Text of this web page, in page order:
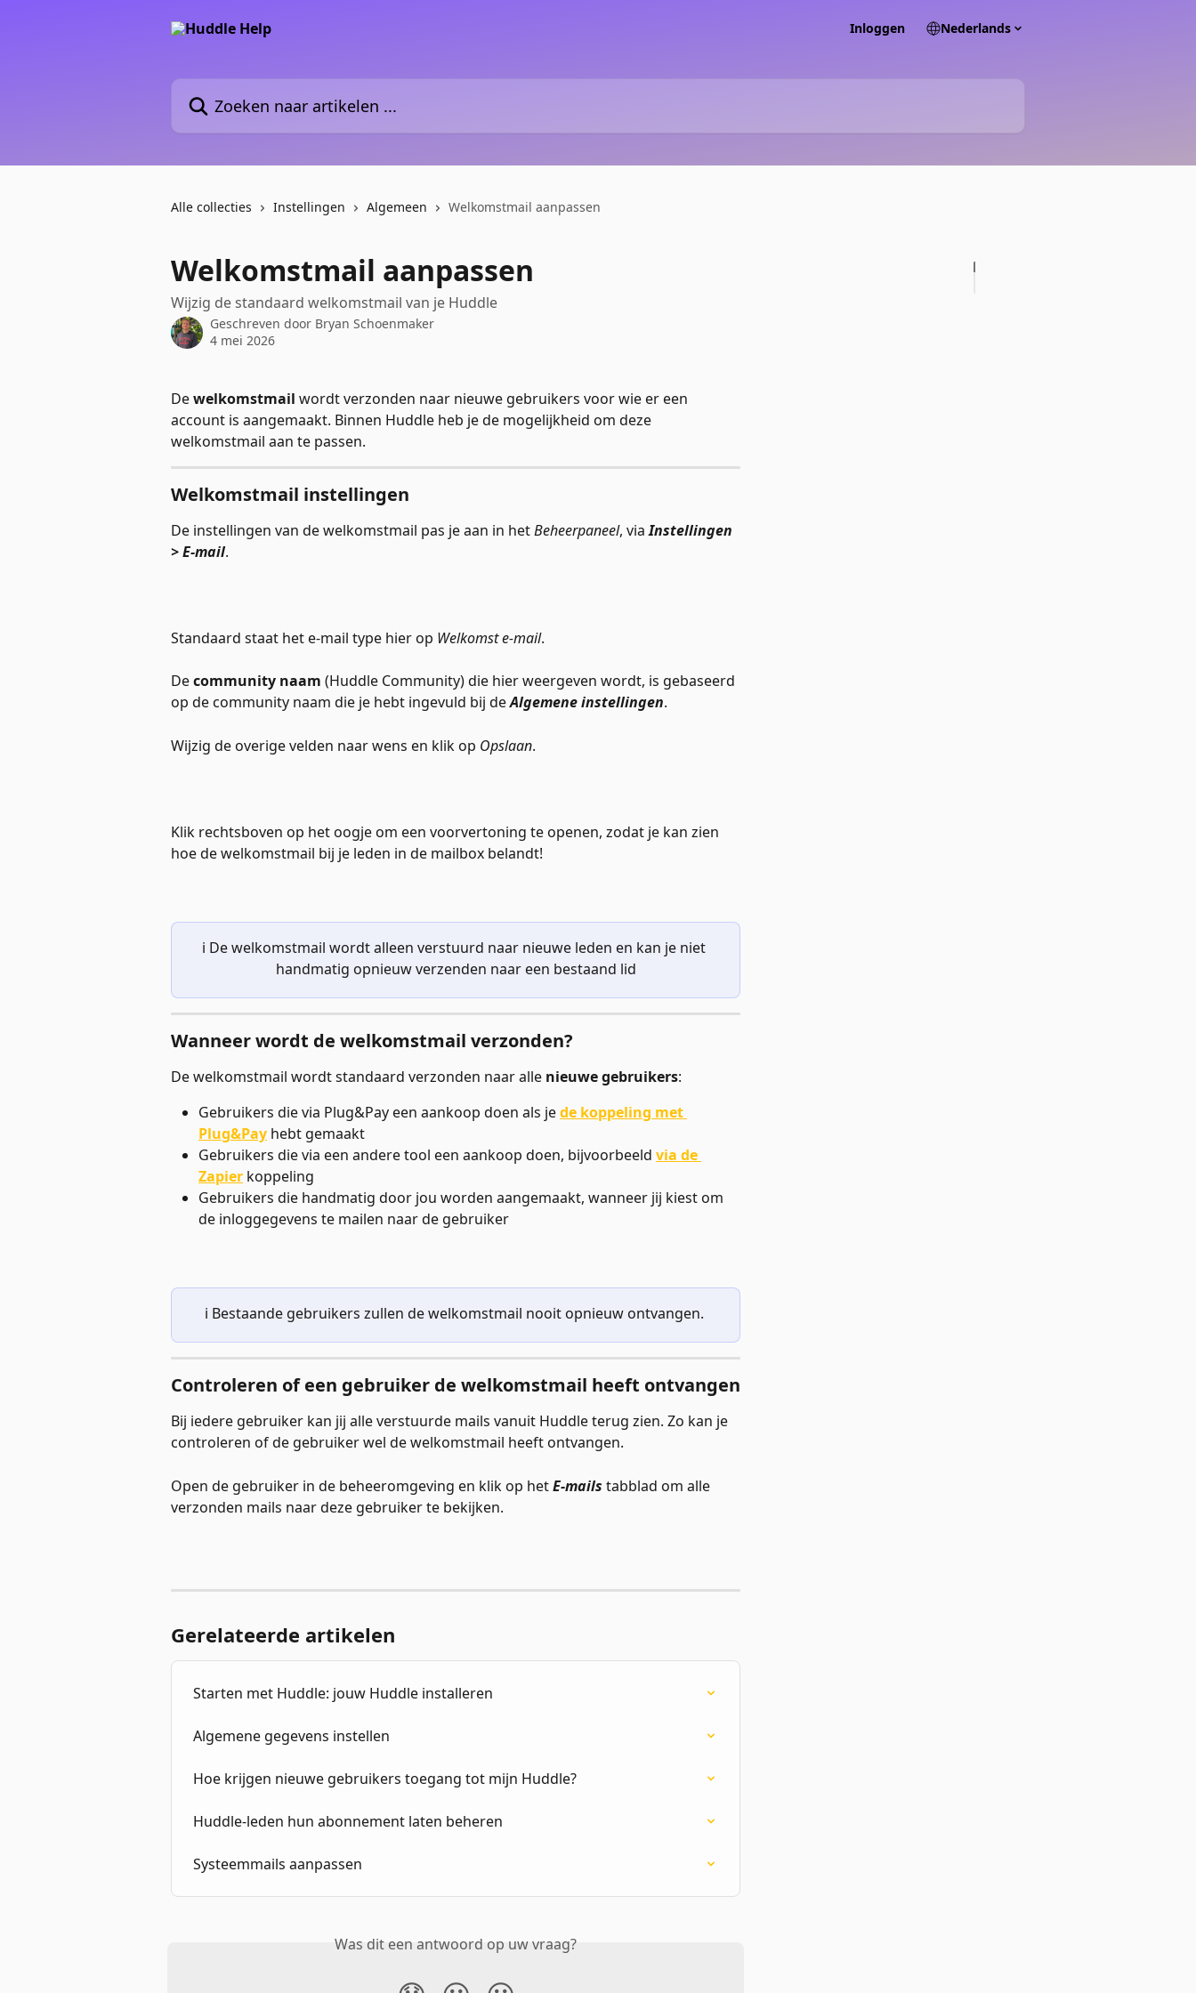
Inloggen Nederlands
Zoeken naar artikelen ...
Alle collecties Instellingen Algemeen Welkomstmail aanpassen
Welkomstmail aanpassen
Wijzig de standaard welkomstmail van je Huddle
Geschreven door Bryan Schoenmaker
4 mei 2026
De welkomstmail wordt verzonden naar nieuwe gebruikers voor wie er een
account is aangemaakt. Binnen Huddle heb je de mogelijkheid om deze
welkomstmail aan te passen.
Welkomstmail instellingen
De instellingen van de welkomstmail pas je aan in het Beheerpaneel, via Instellingen
> E-mail.
Standaard staat het e-mail type hier op Welkomst e-mail.
De community naam (Huddle Community) die hier weergeven wordt, is gebaseerd
op de community naam die je hebt ingevuld bij de Algemene instellingen.
Wijzig de overige velden naar wens en klik op Opslaan.
Klik rechtsboven op het oogje om een voorvertoning te openen, zodat je kan zien
hoe de welkomstmail bij je leden in de mailbox belandt!
ℹ️ De welkomstmail wordt alleen verstuurd naar nieuwe leden en kan je niet
handmatig opnieuw verzenden naar een bestaand lid
Wanneer wordt de welkomstmail verzonden?
De welkomstmail wordt standaard verzonden naar alle nieuwegebruikers:
Gebruikers die via Plug&Pay een aankoop doen als je de koppeling met
Plug&Pay hebt gemaakt
Gebruikers die via een andere tool een aankoop doen, bijvoorbeeld via de
Zapier koppeling
Gebruikers die handmatig door jou worden aangemaakt, wanneer jij kiest om
de inloggegevens te mailen naar de gebruiker
ℹ️ Bestaande gebruikers zullen de welkomstmail nooit opnieuw ontvangen.
Controleren of een gebruiker de welkomstmail heeft ontvangen
Bij iedere gebruiker kan jij alle verstuurde mails vanuit Huddle terug zien. Zo kan je
controleren of de gebruiker wel de welkomstmail heeft ontvangen.
Open de gebruiker in de beheeromgeving en klik op het E-mails tabblad om alle
verzonden mails naar deze gebruiker te bekijken.
Gerelateerde artikelen
Starten met Huddle: jouw Huddle installeren
Algemene gegevens instellen
Hoe krijgen nieuwe gebruikers toegang tot mijn Huddle?
Huddle-leden hun abonnement laten beheren
Systeemmails aanpassen
Was dit een antwoord op uw vraag?